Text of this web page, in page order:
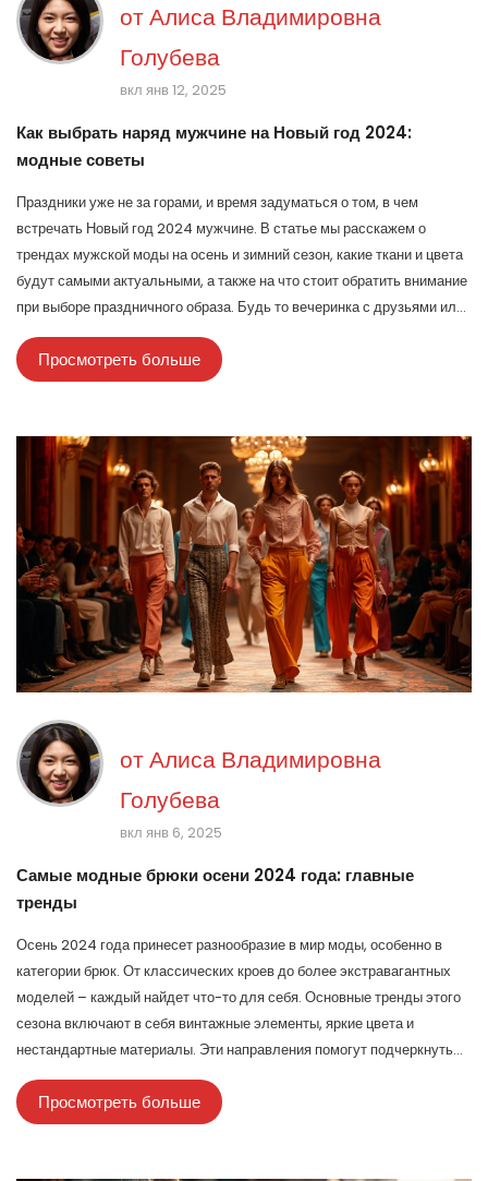
отАлиса Владимировна
Голубева
вкл янв 12, 2025
Как выбрать наряд мужчине на Новый год 2024:
модные советы
Праздники уже не за горами, и время задуматься о том, в чем
встречать Новый год 2024 мужчине. В статье мы расскажем о
трендах мужской моды на осень и зимний сезон, какие ткани и цвета
будут самыми актуальными, а также на что стоит обратить внимание
при выборе праздничного образа. Будь то вечеринка с друзьями или
семейное торжество, важно выглядеть стильно и соответствовать
настроению праздника. Также будут даны практичные советы по
созданию незабываемого образа, учитывая комфорт и
Просмотреть больше
отАлиса Владимировна
Голубева
вкл янв 6, 2025
Самые модные брюки осени 2024 года: главные
тренды
Осень 2024 года принесет разнообразие в мир моды, особенно в
категории брюк. От классических кроев до более экстравагантных
моделей – каждый найдет что-то для себя. Основные тренды этого
сезона включают в себя винтажные элементы, яркие цвета и
нестандартные материалы. Эти направления помогут подчеркнуть
индивидуальность и выразить свой стиль. В статье мы рассмотрим
ключевые модели и дадим советы по их сочетанию с другими
элементами гардероба.
Просмотреть больше